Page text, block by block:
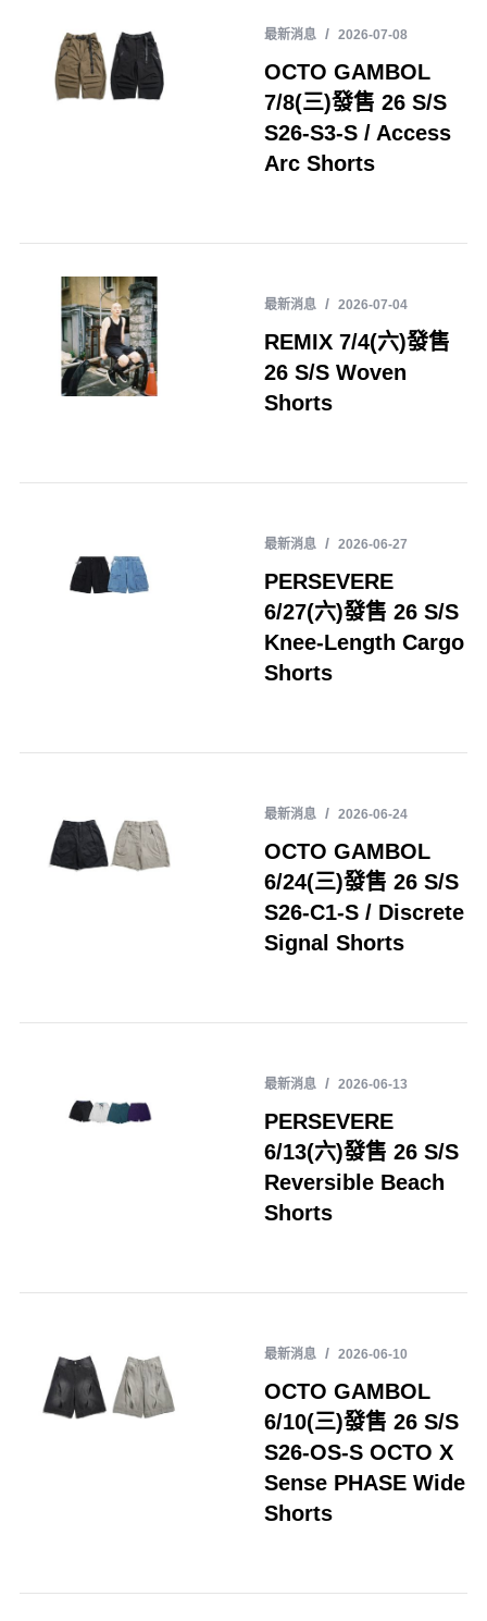
最新消息 2026-07-08
OCTO GAMBOL
7/8(三)發售 26 S/S
S26-S3-S / Access
Arc Shorts
最新消息 2026-07-04
REMIX 7/4(六)發售
26 S/S Woven
Shorts
最新消息 2026-06-27
PERSEVERE
6/27(六)發售 26 S/S
Knee-Length Cargo
Shorts
最新消息 2026-06-24
OCTO GAMBOL
6/24(三)發售 26 S/S
S26-C1-S / Discrete
Signal Shorts
最新消息 2026-06-13
PERSEVERE
6/13(六)發售 26 S/S
Reversible Beach
Shorts
最新消息 2026-06-10
OCTO GAMBOL
6/10(三)發售 26 S/S
S26-OS-S OCTO X
Sense PHASE Wide
Shorts